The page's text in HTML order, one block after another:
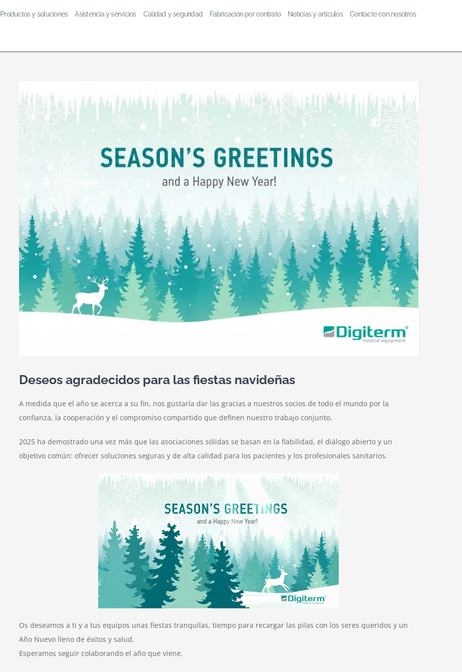
Productos y soluciones Asistencia y servicios Calidad y seguridad Fabricación por contrato Noticias y artículos Contacte con nosotros
Deseos agradecidos para las fiestas navideñas
A medida que el año se acerca a su fin, nos gustaría dar las gracias a nuestros socios de todo el mundo por la
confianza, la cooperación y el compromiso compartido que definen nuestro trabajo conjunto.
2025 ha demostrado una vez más que las asociaciones sólidas se basan en la fiabilidad, el diálogo abierto y un
objetivo común: ofrecer soluciones seguras y de alta calidad para los pacientes y los profesionales sanitarios.
Os deseamos a ti y a tus equipos unas fiestas tranquilas, tiempo para recargar las pilas con los seres queridos y un
Año Nuevo lleno de éxitos y salud.
Esperamos seguir colaborando el año que viene.